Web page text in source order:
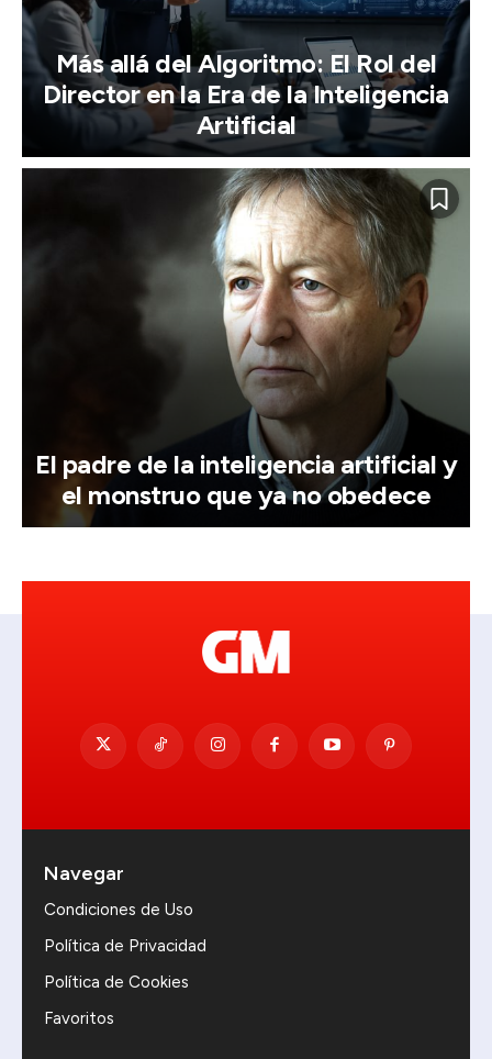
Más allá del Algoritmo: El Rol del
Director en la Era de la Inteligencia
Artificial
El padre de la inteligencia artificial y
el monstruo que ya no obedece
Navegar
Condiciones de Uso
Política de Privacidad
Política de Cookies
Favoritos